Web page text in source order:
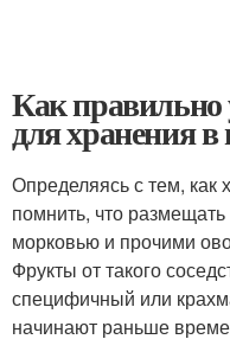
Как правильно
для хранения в
Определяясь с тем, как
помнить, что
морковью и прочими
Фрукты от такого
специфичный или
начинают раньше